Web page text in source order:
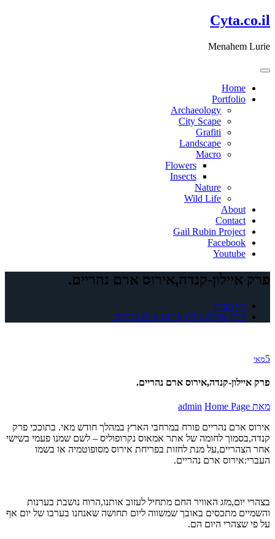
דלג
לתוכן
Cyta.co.il
Menahem Lurie
Home
Portfolio
Archaeology
City Scape
Grafiti
Landscape
Macro
Flowers
Insects
Nature
Wild Life
About
Contact
Gail Rubin Project
Facebook
Youtube
פרק איילון-קנדה,אירוס ארם נהריים.
דף הבית
פרק איילון-קנדה,אירוס ארם נהריים.
5מאי
פרק איילון-קנדה,אירוס ארם נהריים.
מאת admin Home Page
אירוס ארם נהריים פורח במרחבי הארץ במהלך חודש מאי. בתוככי פרק
קנדה,בסמוך לחומה של אתר אמאוס נקרופוליס – לשם שמנו פעמי בשישי
אחר הצהריים,על מנת לחזות בפריחת אירוס מסופוטמיה או בשמו
העברי:אירוס ארם נהריים.
בצהרי יום,מזג האוויר החם מתחיל לעזוב אותנו,הרוח נושבת בערנות
והשמיים מתכסים באובך שמשווה ליום תחושה שאנחנו בערבו של יום אף
על פי שצהרי היום הם.